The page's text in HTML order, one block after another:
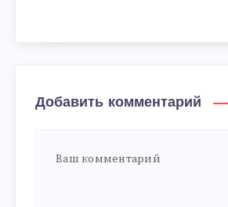
Добавить комментарий